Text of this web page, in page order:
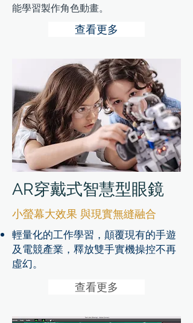
能學習製作角色動畫。
查看更多
​AR穿戴式智慧型眼鏡
小螢幕大效果 與現實無縫融合
輕量化的工作學習，顛覆現有的手遊
及電競產業，釋放雙手實機操控不再
虛幻。
查看更多